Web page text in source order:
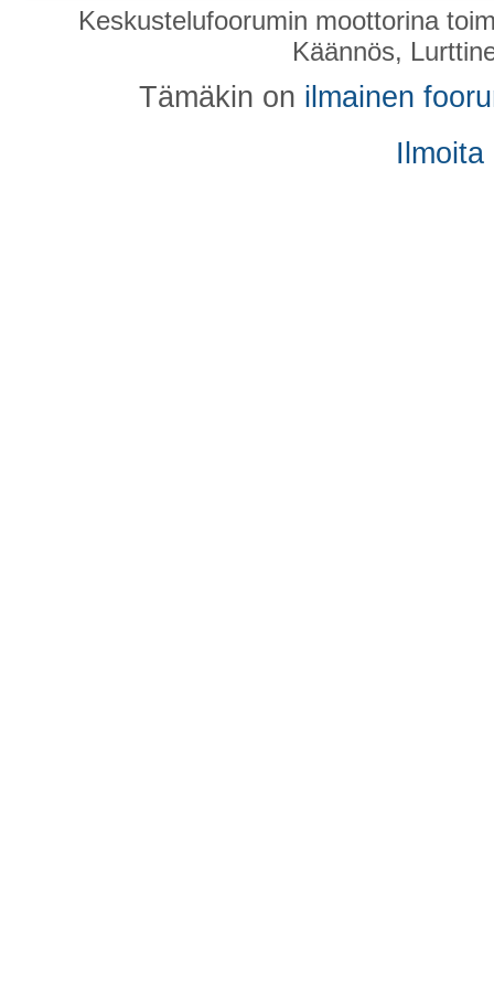
Keskustelufoorumin moottorina
Käännös,
Tämäkin on ilmainen